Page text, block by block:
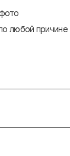
любой причине